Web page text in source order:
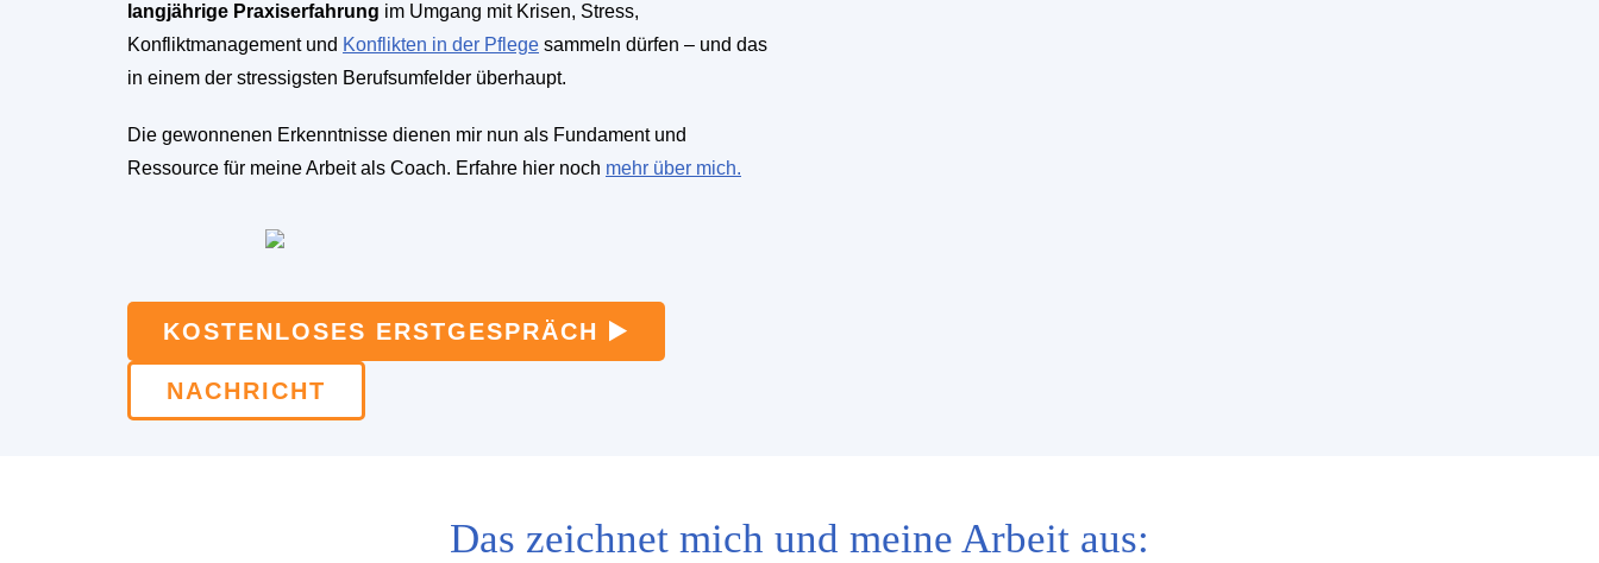
langjährige Praxiserfahrung im Umgang mit Krisen, Stress,
Konfliktmanagement und Konflikten in der Pflege sammeln dürfen – und das
in einem der stressigsten Berufsumfelder überhaupt.
Die gewonnenen Erkenntnisse dienen mir nun als Fundament und
Ressource für meine Arbeit als Coach. Erfahre hier noch mehr über mich.
KOSTENLOSES ERSTGESPRÄCH ▶️
NACHRICHT
Das zeichnet mich und meine Arbeit aus: